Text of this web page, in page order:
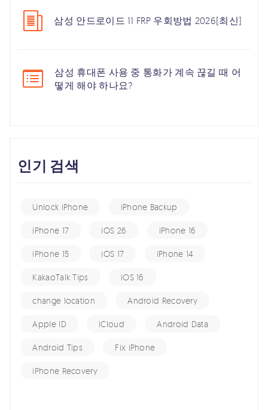
삼성 안드로이드 11 FRP 우회방법 2026[최신]
삼성 휴대폰 사용 중 통화가 계속 끊길 때 어
떻게 해야 하나요?
인기 검색
Unlock iPhone iPhone Backup
iPhone 17 iOS 26 iPhone 16
iPhone 15 iOS 17 iPhone 14
KakaoTalk Tips iOS 16
change location Android Recovery
Apple ID iCloud Android Data
Android Tips Fix iPhone
iPhone Recovery